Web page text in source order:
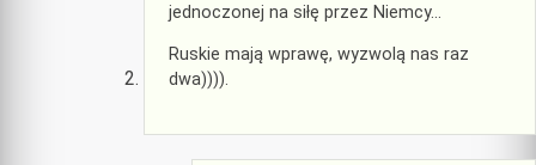
jednoczonej na siłę przez Niemcy…
Ruskie mają wprawę, wyzwolą nas raz
dwa)))).